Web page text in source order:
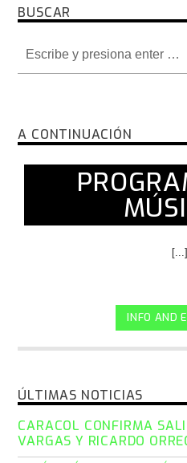
BUSCAR
A CONTINUACIÓN
[...]
INFO AND
ÚLTIMAS NOTICIAS
CARACOL CONFIRMA
VARGAS Y RICARDO